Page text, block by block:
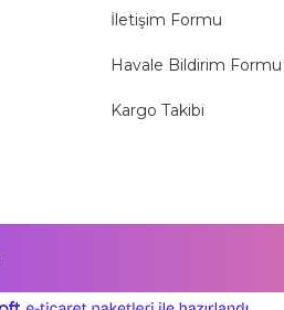
İletişim Formu
Havale Bildirim Formu
Kargo Takibi